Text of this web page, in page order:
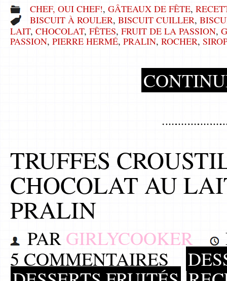
CHEF, OUI CHEF!, GÂTEAUX DE FÊTE,
BISCUIT À ROULER, BISCUIT CUILLER,
LAIT, CHOCOLAT, FÊTES, FRUIT DE LA PASSION,
PASSION, PIERRE HERMÉ, PRALIN, ROCHER, SIROP
TRUFFES
CHOCOLAT AU
PRALIN
PAR GIRLYCOOKER
5 COMMENTAIRES